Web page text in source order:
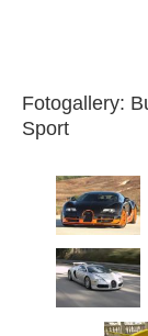
Fotogallery:
Sport